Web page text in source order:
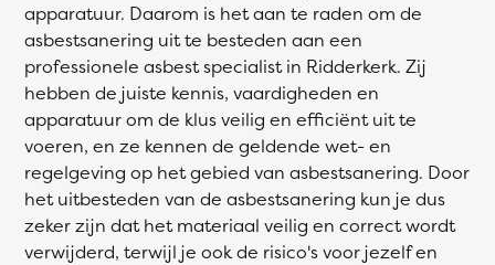
apparatuur. Daarom is het aan te raden om de
asbestsanering uit te besteden aan een
professionele asbest specialist in Ridderkerk. Zij
hebben de juiste kennis, vaardigheden en
apparatuur om de klus veilig en efficiënt uit te
voeren, en ze kennen de geldende wet- en
regelgeving op het gebied van asbestsanering. Door
het uitbesteden van de asbestsanering kun je dus
zeker zijn dat het materiaal veilig en correct wordt
verwijderd, terwijl je ook de risico's voor jezelf en